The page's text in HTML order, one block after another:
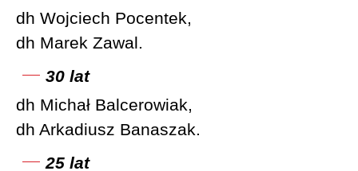
dh Wojciech Pocentek,
dh Marek Zawal.
30 lat
dh Michał Balcerowiak,
dh Arkadiusz Banaszak.
25 lat